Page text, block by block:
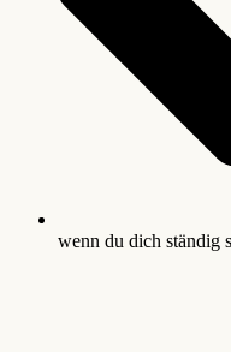
wenn du dich ständig